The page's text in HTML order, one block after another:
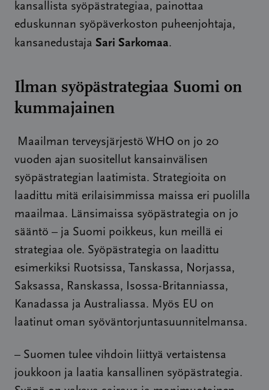
kansallista syöpästrategiaa, painottaa
eduskunnan syöpäverkoston puheenjohtaja,
kansanedustaja Sari Sarkomaa.
Ilman syöpästrategiaa Suomi on
kummajainen
Maailman terveysjärjestö WHO on jo 20
vuoden ajan suositellut kansainvälisen
syöpästrategian laatimista. Strategioita on
laadittu mitä erilaisimmissa maissa eri puolilla
maailmaa. Länsimaissa syöpästrategia on jo
sääntö – ja Suomi poikkeus, kun meillä ei
strategiaa ole. Syöpästrategia on laadittu
esimerkiksi Ruotsissa, Tanskassa, Norjassa,
Saksassa, Ranskassa, Isossa-Britanniassa,
Kanadassa ja Australiassa. Myös EU on
laatinut oman syöväntorjuntasuunnitelmansa.
– Suomen tulee vihdoin liittyä vertaistensa
joukkoon ja laatia kansallinen syöpästrategia.